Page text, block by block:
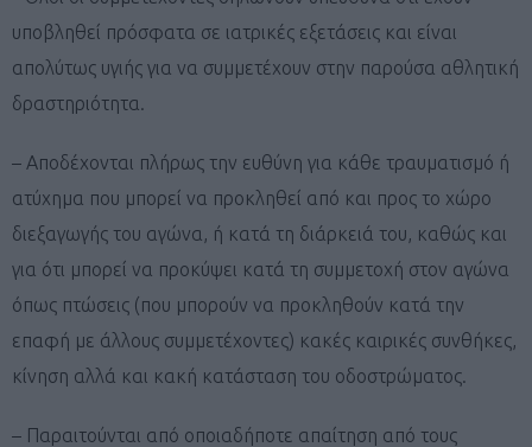
υποβληθεί πρόσφατα σε ιατρικές εξετάσεις και είναι
απολύτως υγιής για να συμμετέχουν στην παρούσα αθλητική
δραστηριότητα.
– Αποδέχονται πλήρως την ευθύνη για κάθε τραυματισμό ή
ατύχημα που μπορεί να προκληθεί από και προς το χώρο
διεξαγωγής του αγώνα, ή κατά τη διάρκειά του, καθώς και
για ότι μπορεί να προκύψει κατά τη συμμετοχή στον αγώνα
όπως πτώσεις (που μπορούν να προκληθούν κατά την
επαφή με άλλους συμμετέχοντες) κακές καιρικές συνθήκες,
κίνηση αλλά και κακή κατάσταση του οδοστρώματος.
– Παραιτούνται από οποιαδήποτε απαίτηση από τους